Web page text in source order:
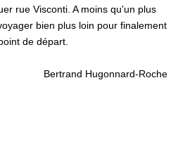
rue Visconti. A moins qu'un plus
bien plus loin pour finalement
de départ.
Bertrand Hugonnard-Roche